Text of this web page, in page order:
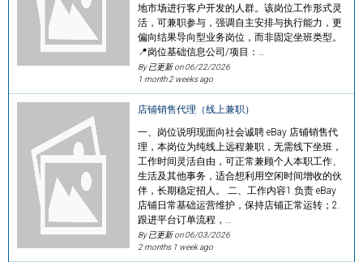
地市场进行客户开发的人群。该岗位工作形式灵
活，可兼职参与，强调自主安排与执行能力，更
偏向结果导向型业务岗位，而非固定坐班类型。
📍岗位基础信息公司/项目：…
By 已更新 on06/22/2026
1 month 2 weeks ago
店铺销售代理（线上兼职）
一、岗位说明现面向社会诚聘 eBay 店铺销售代
理，本岗位为纯线上远程兼职，无需线下坐班，
工作时间灵活自由，可正常兼顾个人本职工作、
生活及其他事务，适合想利用空闲时间增收的伙
伴，长期稳定招人。 二、工作内容1.负责 eBay
店铺日常基础运营维护，保持店铺正常运转；2.
跟进平台订单流程，…
By 已更新 on06/03/2026
2 months 1 week ago